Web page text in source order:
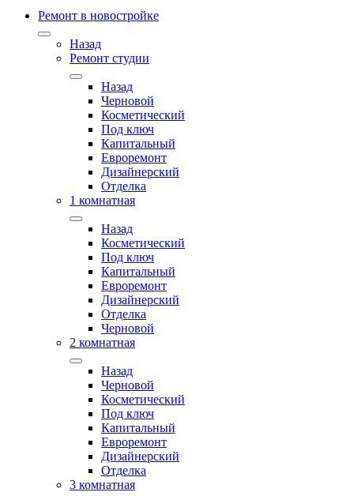
Ремонт в новостройке
Назад
Ремонт студии
Назад
Черновой
Косметический
Под ключ
Капитальный
Евроремонт
Дизайнерский
Отделка
1 комнатная
Назад
Косметический
Под ключ
Капитальный
Евроремонт
Дизайнерский
Отделка
Черновой
2 комнатная
Назад
Черновой
Косметический
Под ключ
Капитальный
Евроремонт
Дизайнерский
Отделка
3 комнатная